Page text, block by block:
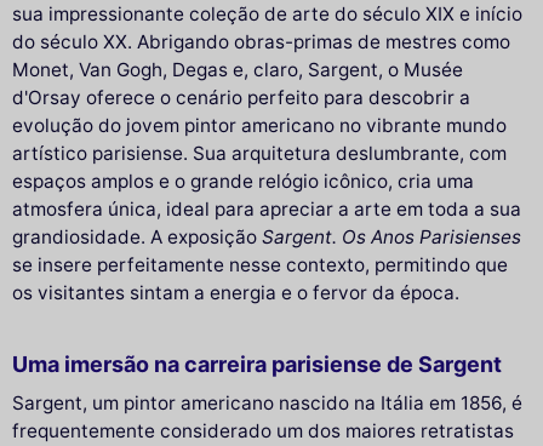
sua impressionante coleção de arte do século XIX e início
do século XX. Abrigando obras-primas de mestres como
Monet, Van Gogh, Degas e, claro, Sargent, o Musée
d'Orsay oferece o cenário perfeito para descobrir a
evolução do jovem pintor americano no vibrante mundo
artístico parisiense. Sua arquitetura deslumbrante, com
espaços amplos e o grande relógio icônico, cria uma
atmosfera única, ideal para apreciar a arte em toda a sua
grandiosidade. A exposição Sargent. Os Anos Parisienses
se insere perfeitamente nesse contexto, permitindo que
os visitantes sintam a energia e o fervor da época.
Uma imersão na carreira parisiense de Sargent
Sargent, um pintor americano nascido na Itália em 1856, é
frequentemente considerado um dos maiores retratistas